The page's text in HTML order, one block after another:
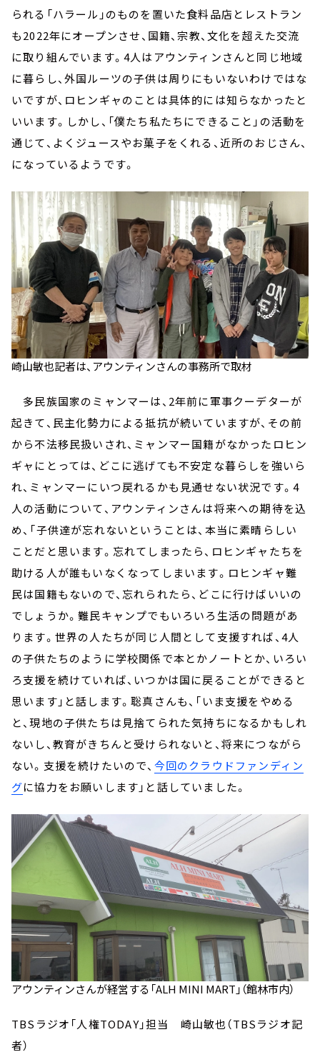
られる「ハラール」のものを置いた食料品店とレストラン
も2022年にオープンさせ、国籍、宗教、文化を超えた交流
に取り組んでいます。4人はアウンティンさんと同じ地域
に暮らし、外国ルーツの子供は周りにもいないわけではな
いですが、ロヒンギャのことは具体的には知らなかったと
いいます。しかし、「僕たち私たちにできること」の活動を
通じて、よくジュースやお菓子をくれる、近所のおじさん、
になっているようです。
崎山敏也記者は、アウンティンさんの事務所で取材
多民族国家のミャンマーは、2年前に軍事クーデターが
起きて、民主化勢力による抵抗が続いていますが、その前
から不法移民扱いされ、ミャンマー国籍がなかったロヒン
ギャにとっては、どこに逃げても不安定な暮らしを強いら
れ、ミャンマーにいつ戻れるかも見通せない状況です。4
人の活動について、アウンティンさんは将来への期待を込
め、「子供達が忘れないということは、本当に素晴らしい
ことだと思います。忘れてしまったら、ロヒンギャたちを
助ける人が誰もいなくなってしまいます。ロヒンギャ難
民は国籍もないので、忘れられたら、どこに行けばいいの
でしょうか。難民キャンプでもいろいろ生活の問題があ
ります。世界の人たちが同じ人間として支援すれば、4人
の子供たちのように学校関係で本とかノートとか、いろい
ろ支援を続けていれば、いつかは国に戻ることができると
思います」と話します。聡真さんも、「いま支援をやめる
と、現地の子供たちは見捨てられた気持ちになるかもしれ
ないし、教育がきちんと受けられないと、将来につながら
ない。支援を続けたいので、 今回のクラウドファンディン
グに協力をお願いします」と話していました。
アウンティンさんが経営する「ALH MINI MART」（館林市内）
TBSラジオ「人権TODAY」担当 崎山敏也（TBSラジオ記
者）